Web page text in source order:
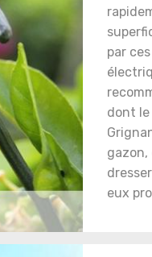
par
dont le
gazon,
eux